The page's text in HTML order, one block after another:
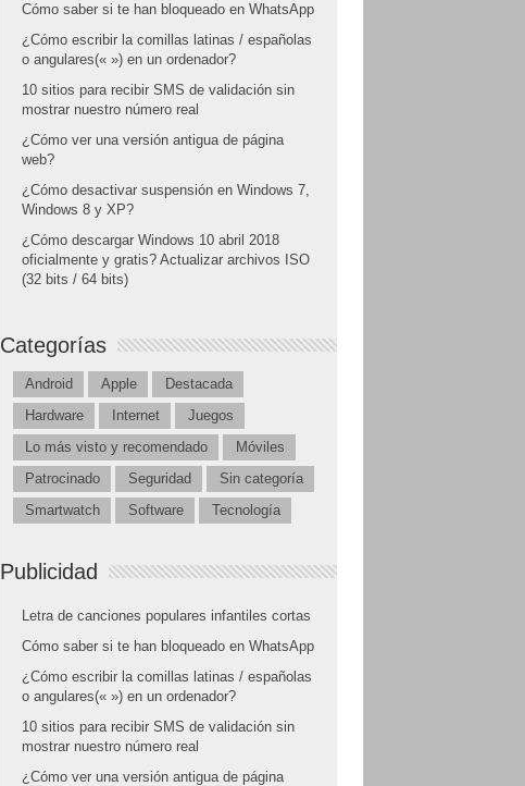
Cómo saber si te han bloqueado en WhatsApp
¿Cómo escribir la comillas latinas / españolas
o angulares(« ») en un ordenador?
10 sitios para recibir SMS de validación sin
mostrar nuestro número real
¿Cómo ver una versión antigua de página
web?
¿Cómo desactivar suspensión en Windows 7,
Windows 8 y XP?
¿Cómo descargar Windows 10 abril 2018
oficialmente y gratis? Actualizar archivos ISO
(32 bits / 64 bits)
Categorías
Android Apple
Destacada
Hardware
Internet
Juegos
Lo más visto y recomendado
Móviles
Patrocinado
Seguridad
Sin categoría
Smartwatch
Software Tecnología
Publicidad
Letra de canciones populares infantiles cortas
Cómo saber si te han bloqueado en WhatsApp
¿Cómo escribir la comillas latinas / españolas
o angulares(« ») en un ordenador?
10 sitios para recibir SMS de validación sin
mostrar nuestro número real
¿Cómo ver una versión antigua de página